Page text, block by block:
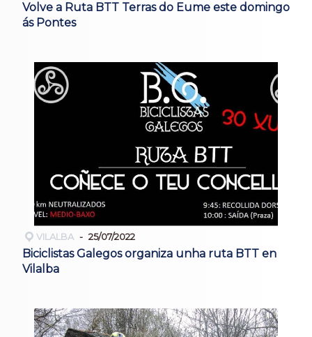
Volve a Ruta BTT Terras do Eume este domingo
ás Pontes
VILALBA 25/07/2022
Biciclistas Galegos organiza unha ruta BTT en
Vilalba